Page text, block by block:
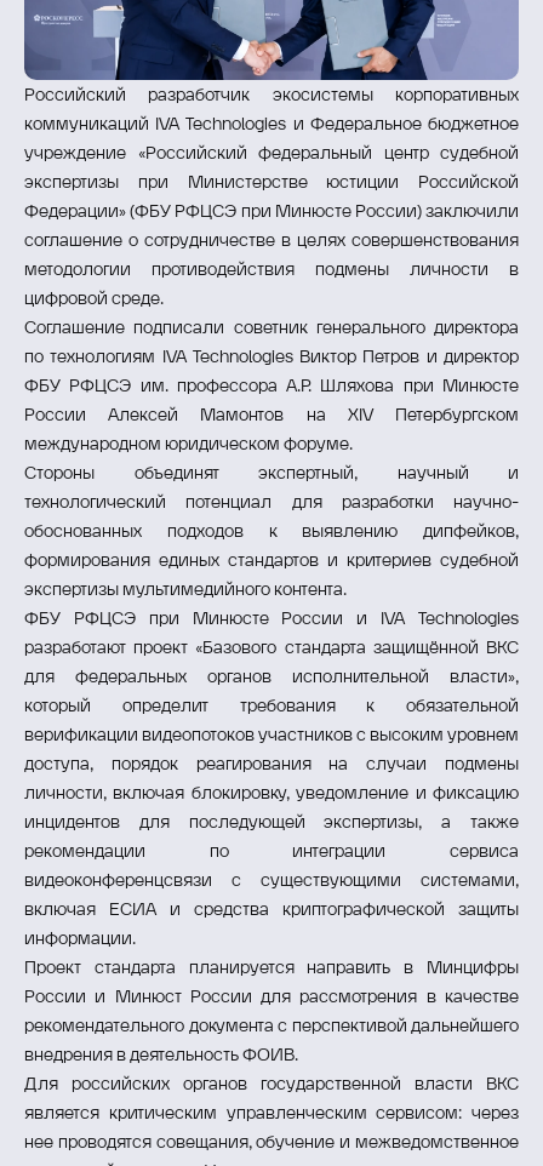
Российский разработчик экосистемы корпоративных
коммуникаций IVA Technologies и Федеральное бюджетное
учреждение «Российский федеральный центр судебной
экспертизы при Министерстве юстиции Российской
Федерации» (ФБУ РФЦСЭ при Минюсте России) заключили
соглашение о сотрудничестве в целях совершенствования
методологии противодействия подмены личности в
цифровой среде.
Соглашение подписали советник генерального директора
по технологиям IVA Technologies Виктор Петров и директор
ФБУ РФЦСЭ им. профессора А.Р. Шляхова при Минюсте
России Алексей Мамонтов на XIV Петербургском
международном юридическом форуме.
Стороны объединят экспертный, научный и
технологический потенциал для разработки научно-
обоснованных подходов к выявлению дипфейков,
формирования единых стандартов и критериев судебной
экспертизы мультимедийного контента.
ФБУ РФЦСЭ при Минюсте России и IVA Technologies
разработают проект «Базового стандарта защищённой ВКС
для федеральных органов исполнительной власти»,
который определит требования к обязательной
верификации видеопотоков участников с высоким уровнем
доступа, порядок реагирования на случаи подмены
личности, включая блокировку, уведомление и фиксацию
инцидентов для последующей экспертизы, а также
рекомендации по интеграции сервиса
видеоконференцсвязи с существующими системами,
включая ЕСИА и средства криптографической защиты
информации.
Проект стандарта планируется направить в Минцифры
России и Минюст России для рассмотрения в качестве
рекомендательного документа с перспективой дальнейшего
внедрения в деятельность ФОИВ.
Для российских органов государственной власти ВКС
является критическим управленческим сервисом: через
нее проводятся совещания, обучение и межведомственное